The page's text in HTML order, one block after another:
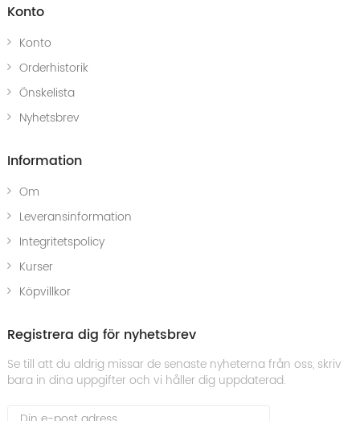
Konto
Konto
Orderhistorik
Önskelista
Nyhetsbrev
Information
Om
Leveransinformation
Integritetspolicy
Kurser
Köpvillkor
Registrera dig för nyhetsbrev
Se till att du aldrig missar de senaste nyheterna från oss, skriv
bara in dina uppgifter och vi håller dig uppdaterad.